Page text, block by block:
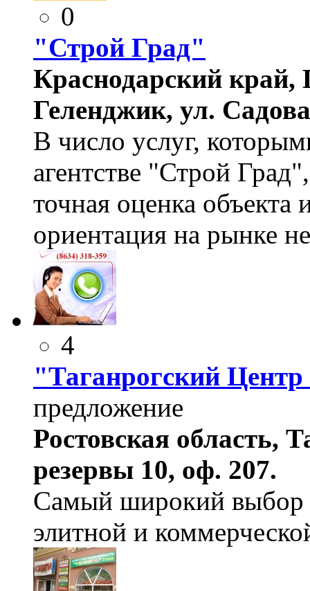
0
"Строй Град"
Краснодарский край,
Геленджик, ул.
В число услуг,
агентстве "Строй
точная оценка объекта
ориентация на рынке
4
"Таганрогский
предложение
Ростовская область,
резервы 10, оф. 207.
Самый широкий выбор
элитной и